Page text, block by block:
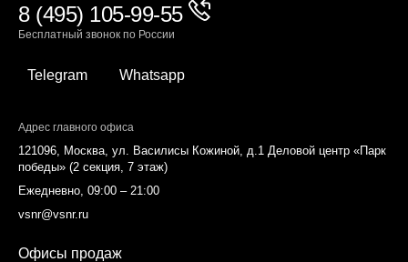
8 (495) 105-99-55
Бесплатный звонок по России
Telegram Whatsapp
Адрес главного офиса
121096, Москва, ул. Василисы Кожиной, д.1 Деловой центр «Парк
победы» (2 секция, 7 этаж)
Ежедневно, 09:00 – 21:00
vsnr@vsnr.ru
Офисы продаж